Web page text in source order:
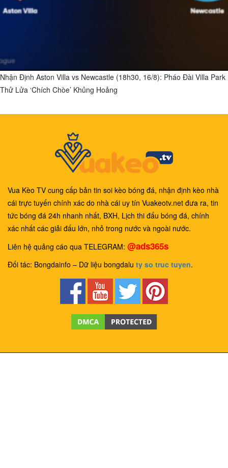
Nhận Định Aston Villa vs Newcastle (18h30, 16/8): Pháo Đài Villa Park
Thử Lửa ‘Chích Chòe’ Khủng Hoảng
Vua Kèo TV cung cấp bản tin soi kèo bóng đá, nhận định kèo nhà
cái trực tuyến chính xác do nhà cái uy tín Vuakeotv.net đưa ra, tin
tức bóng đá 24h nhanh nhất, BXH, Lịch thi đấu bóng đá, chính
xác nhất các giải đấu lớn, nhỏ trong nước và ngoài nước.
Liên hệ quảng cáo qua TELEGRAM: @ads365s
Đối tác: Bongdainfo – Dữ liệu bongdalu ty so truc tuyen.